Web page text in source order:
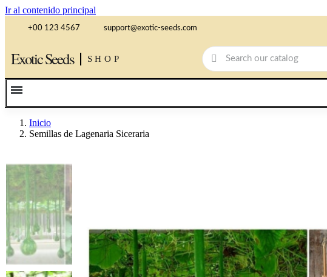
Ir al contenido principal
+00 123 4567 support@exotic-seeds.com
Exotic Seeds SHOP
Inicio
Semillas de Lagenaria Siceraria